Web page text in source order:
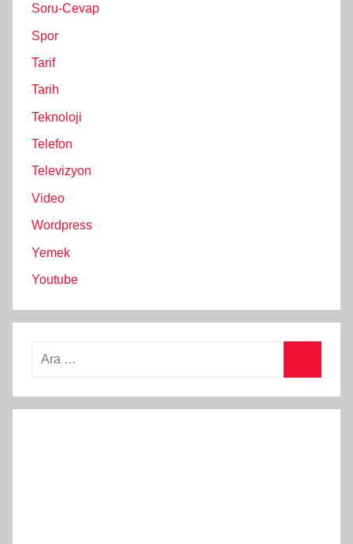
Soru-Cevap
Spor
Tarif
Tarih
Teknoloji
Telefon
Televizyon
Video
Wordpress
Yemek
Youtube
Arama: